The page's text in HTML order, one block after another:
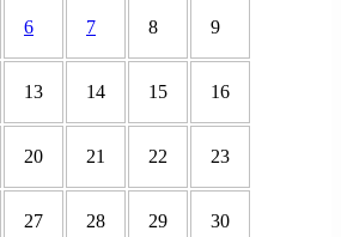
6 7 8 9
13 14 15 16
20 21 22 23
27 28 29 30